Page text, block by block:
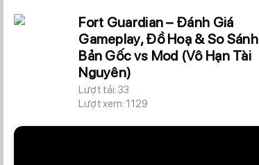
Fort Guardian – Đánh Giá
Gameplay, Đồ Hoạ & So Sánh
Bản Gốc vs Mod (Vô Hạn Tài
Nguyên)
Lượt tải: 33
Lượt xem: 1129